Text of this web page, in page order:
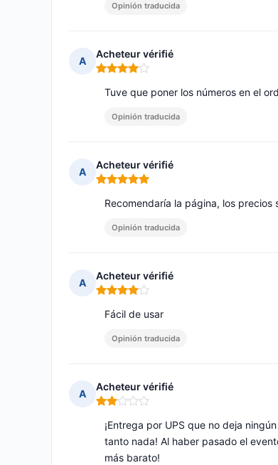
Opinión traducida
A
Acheteur vérifié
Nota: 4 de 5
Tuve que poner los números en el
Opinión traducida
A
Acheteur vérifié
Nota: 5 de 5
Recomendaría la página, los
Opinión traducida
A
Acheteur vérifié
Nota: 4 de 5
Fácil de usar
Opinión traducida
A
Acheteur vérifié
Nota: 2 de 5
¡Entrega por UPS que no deja
tanto nada! Al haber pasado el
más barato!